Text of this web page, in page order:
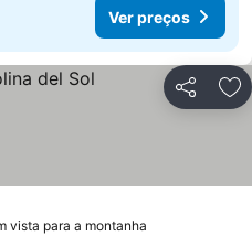
Ver preços
Partilhar
vista para a montanha